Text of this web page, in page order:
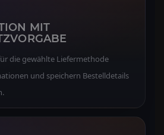
MIT
die gewählte Liefermethode
und speichern Bestelldetails